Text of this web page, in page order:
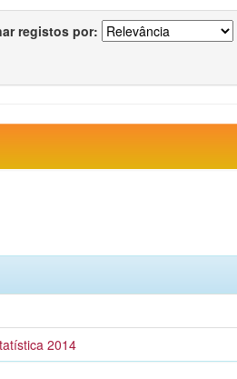
registos por:
2014